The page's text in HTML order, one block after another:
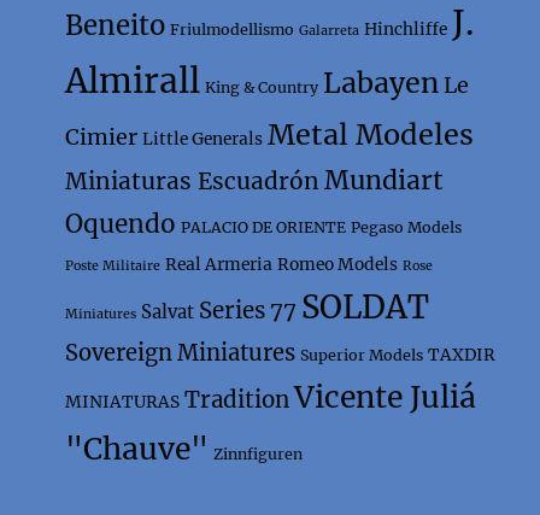
Beneito Friulmodellismo Galarreta Hinchliffe J.
Almirall King & Country Labayen Le
Cimier Little Generals Metal Modeles
Miniaturas Escuadrón Mundiart
Oquendo PALACIO DE ORIENTE Pegaso Models
Poste Militaire Real Armeria Romeo Models Rose
Miniatures Salvat Series 77 SOLDAT
Sovereign Miniatures Superior Models TAXDIR
MINIATURAS TraditionVicente Juliá
"Chauve" Zinnfiguren